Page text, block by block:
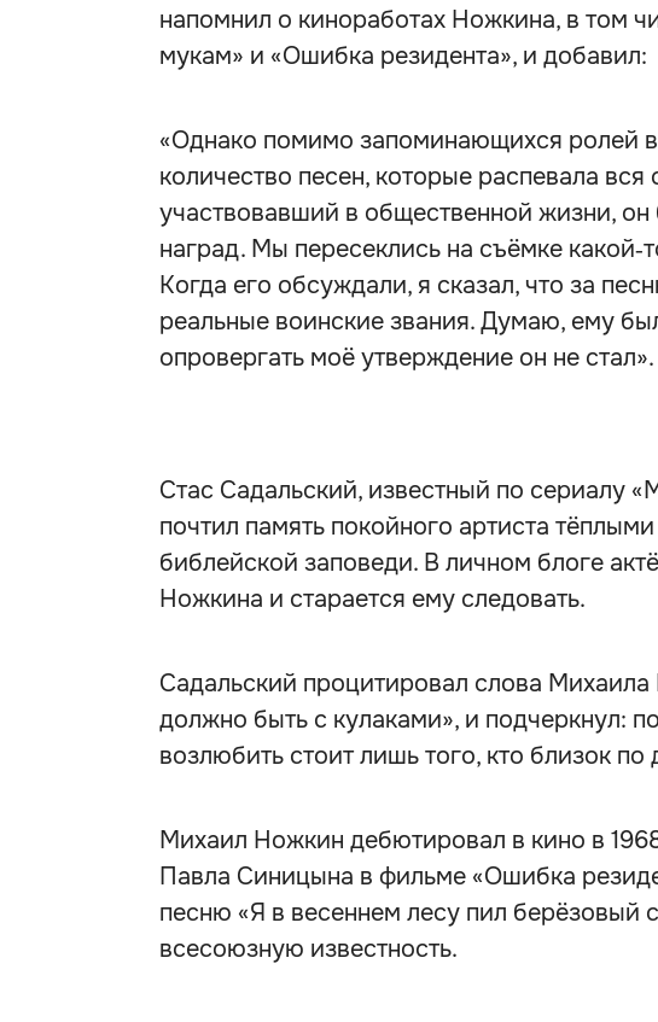
напомнил о киноработах Ножкина, в том
мукам» и «Ошибка резидента», и добавил:
«Однако помимо запоминающихся ролей
количество песен, которые распевала вся
участвовавший в общественной жизни,
наград. Мы пересеклись на съёмке
Когда его обсуждали, я сказал, что за
реальные воинские звания. Думаю, ему
опровергать моё утверждение он не стал».
Стас Садальский, известный по сериалу
почтил память покойного артиста
библейской заповеди. В личном блоге
Ножкина и старается ему следовать.
Садальский процитировал слова
должно быть с кулаками», и подчеркнул:
возлюбить стоит лишь того, кто близок по
Михаил Ножкин дебютировал в кино в
Павла Синицына в фильме «Ошибка
песню «Я в весеннем лесу пил берёзовый
всесоюзную известность.